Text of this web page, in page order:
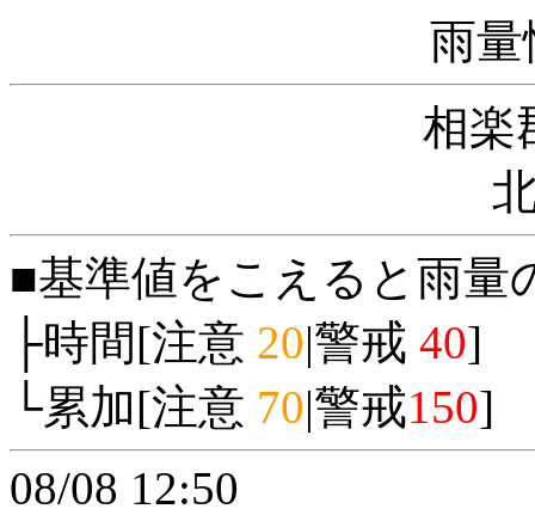
雨量
相楽
■基準値をこえると雨量
├時間[注意 20|警戒 40]
└累加[注意 70|警戒150]
08/08 12:50